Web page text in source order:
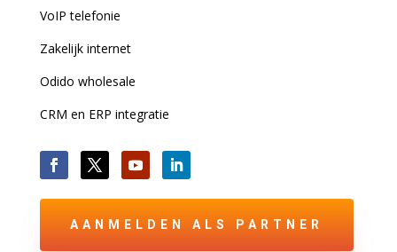
VoIPtelefonie
Zakelijk internet
Odido wholesale
CRM en ERP integratie
AANMELDEN ALS PARTNER